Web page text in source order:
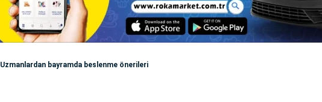
Uzmanlardan bayramda beslenme önerileri